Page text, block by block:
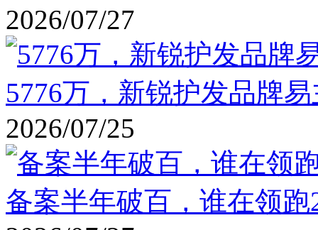
2026/07/27
5776万，新锐护发品牌
2026/07/25
备案半年破百，谁在领跑